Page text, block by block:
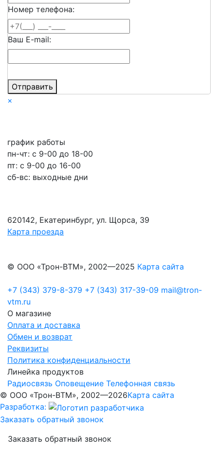
Номер телефона:
Ваш E-mail:
Отправить
×
график работы
пн-чт: c 9-00 до 18-00
пт: с 9-00 до 16-00
сб-вс: выходные дни
620142, Екатеринбург, ул. Щорса, 39
Карта проезда
© ООО «Трон-ВТМ», 2002—2025 Карта сайта
+7 (343) 379-8-379 +7 (343) 317-39-09 mail@tron-
vtm.ru
О магазине
Оплата и доставка
Обмен и возврат
Реквизиты
Политика конфиденциальности
Линейка продуктов
Радиосвязь Оповещение Телефонная связь
© ООО «Трон-ВТМ», 2002—2026Карта сайта
Разработка:
Заказать обратный звонок
Заказать обратный звонок